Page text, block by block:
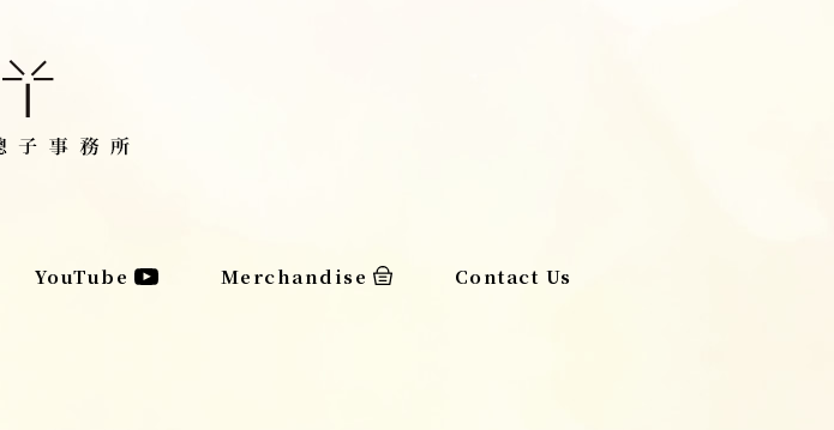
YouTube Merchandise Contact Us